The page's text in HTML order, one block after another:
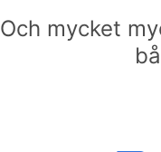
Och mycket